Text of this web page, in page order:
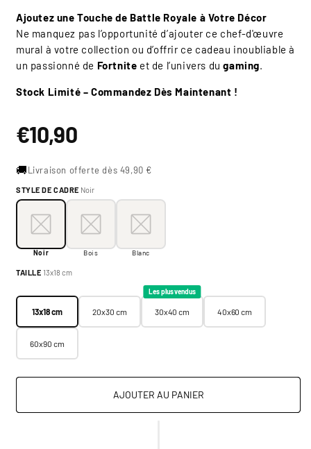
Ajoutez une Touche de Battle Royale à Votre Décor
Ne manquez pas l’opportunité d’ajouter ce chef-d'œuvre
mural à votre collection ou d’offrir ce cadeau inoubliable à
un passionné de Fortnite et de l’univers dugaming.
Stock Limité – Commandez Dès Maintenant !
Prix
habituel
€10,90
🚚Livraison offerte dès 49,90 €
Style de cadre:
Noir Bois Blanc
20x30 cm 30x40 cm
STYLE DE CADRE Noir
Noir Bois Blanc
TAILLE 13x18 cm
13x18 cm 20x30 cm
Les plus vendus
30x40 cm 40x60 cm
60x90 cm
AJOUTER AU PANIER